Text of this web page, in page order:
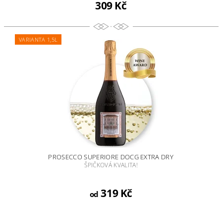
309 Kč
VARIANTA 1,5L
PROSECCO SUPERIORE DOCG EXTRA DRY
ŠPIČKOVÁ KVALITA!
od 319 Kč